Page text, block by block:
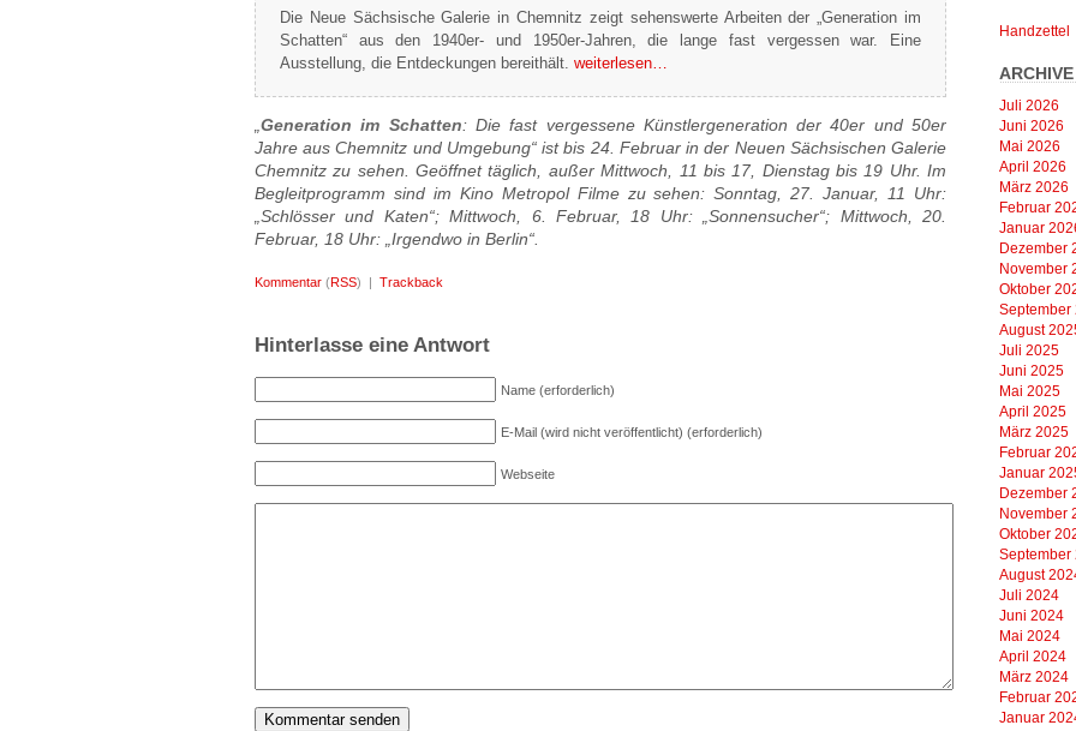
Die Neue Sächsische Galerie in Chemnitz zeigt sehenswerte Arbeiten der „Generation im
Schatten“ aus den 1940er- und 1950er-Jahren, die lange fast vergessen war. Eine
Ausstellung, die Entdeckungen bereithält. weiterlesen…
Generation im Schatten: Die fast vergessene Künstlergeneration der 40er und 50er
Jahre aus Chemnitz und Umgebung“ ist bis 24. Februar in der Neuen Sächsischen Galerie
Chemnitz zu sehen. Geöffnet täglich, außer Mittwoch, 11 bis 17, Dienstag bis 19 Uhr. Im
Begleitprogramm sind im Kino Metropol Filme zu sehen: Sonntag, 27. Januar, 11 Uhr:
„Schlösser und Katen“; Mittwoch, 6. Februar, 18 Uhr: „Sonnensucher“; Mittwoch, 20.
Februar, 18 Uhr: „Irgendwo in Berlin“.
Kommentar (RSS) | Trackback
Hinterlasse eine Antwort
Name (erforderlich)
E-Mail (wird nicht veröffentlicht) (erforderlich)
Webseite
Handzettel
ARCHIVE
Juli 2026
Juni 2026
Mai 2026
April 2026
März 2026
Februar
Januar
Dezember
November
Oktober
September
August
Juli 2025
Juni 2025
Mai 2025
April 2025
März 2025
Februar
Januar
Dezember
November
Oktober
September
August
Juli 2024
Juni 2024
Mai 2024
April 2024
März 2024
Februar
Januar